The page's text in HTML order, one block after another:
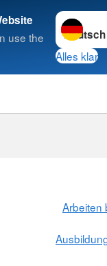
use the
Sprache
Alles klar
Arbeiten